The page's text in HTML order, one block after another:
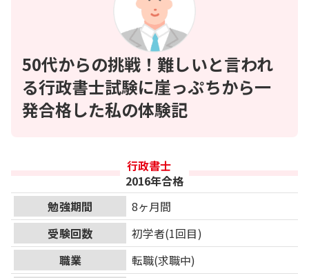
50代からの挑戦！難しいと言われ
る行政書士試験に崖っぷちから一
発合格した私の体験記
行政書士
2016年合格
勉強期間
8ヶ月間
受験回数
初学者(1回目)
職業
転職(求職中)